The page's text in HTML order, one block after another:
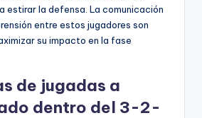
estirar la defensa. La comunicación
entre estos jugadores son
su impacto en la fase
de jugadas a
dentro del 3-2-